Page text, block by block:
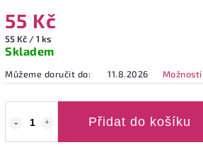
55 Kč
55 Kč / 1 ks
Skladem
Můžeme doručit do: 11.8.2026
Přidat do košíku